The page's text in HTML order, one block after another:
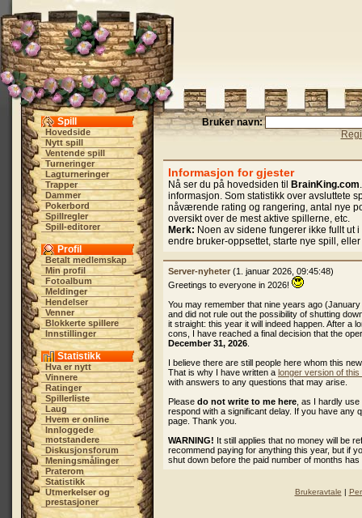
Spill
Hovedside
Nytt spill
Ventende spill
Turneringer
Lagturneringer
Trapper
Dammer
Pokerbord
Spillregler
Spill-editorer
Profil
Betalt medlemskap
Min profil
Fotoalbum
Meldinger
Hendelser
Venner
Blokkerte spillere
Innstillinger
Statistikk
Hva er nytt
Vinnere
Ratinger
Spillerliste
Laug
Hvem er online
Innloggede
motstandere
Diskusjonsforum
Meningsmålinger
Praterom
Statistikk
Utmerkelser og
prestasjoner
Bruker navn:
Informasjon for gjester
Nå ser du på hovedsiden til BrainKing.com
informasjon. Som statistikk over avsluttete
nåværende rating og rangering, antal nye
oversikt over de mest aktive spillerne, etc.
Merk: Noen av sidene fungerer ikke fullt ut
endre bruker-oppsettet, starte nye spill,
Server-nyheter (1. januar 2026, 09:45:48)
Greetings to everyone in 2026!
You may remember that nine years ago
and did not rule out the possibility of shutting
it straight: this year it will indeed happen. After a
cons, I have reached a final decision that the
December 31, 2026
I believe there are still people here whom this
That is why I have written a longer version of this
with answers to any questions that may arise.
Please do not write to me here , as I hardly
respond with a significant delay. If you have any
page. Thank you.
WARNING! It still applies that no money will be
recommend paying for anything this year, but if
shut down before the paid number of months has
Brukeravtale |